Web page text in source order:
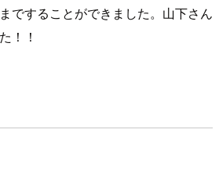
ですることができました。山下さん
！！